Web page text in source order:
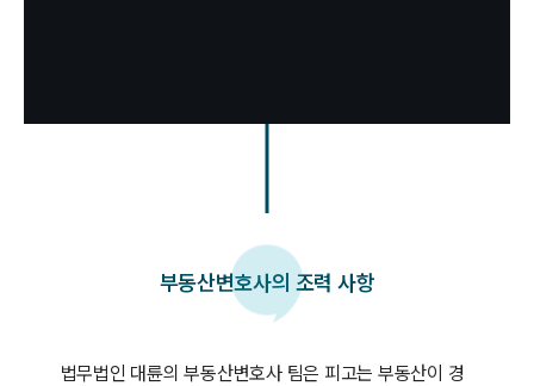
부동산변호사의 조력 사항
법무법인 대륜의 부동산변호사 팀은 피고는 부동산이 경